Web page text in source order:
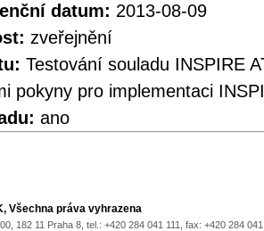
datum: 2013-08-09
zveřejnění
Testování souladu INSPIRE
pokyny pro implementaci
ano
Všechna práva vyhrazena
182 11 Praha 8, tel.: +420 284 041 111, fax: +420 284